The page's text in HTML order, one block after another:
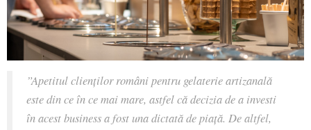
”Apetitul clienților români pentru gelaterie artizanală
este din ce în ce mai mare, astfel că decizia de a investi
în acest business a fost una dictată de piață. De altfel,